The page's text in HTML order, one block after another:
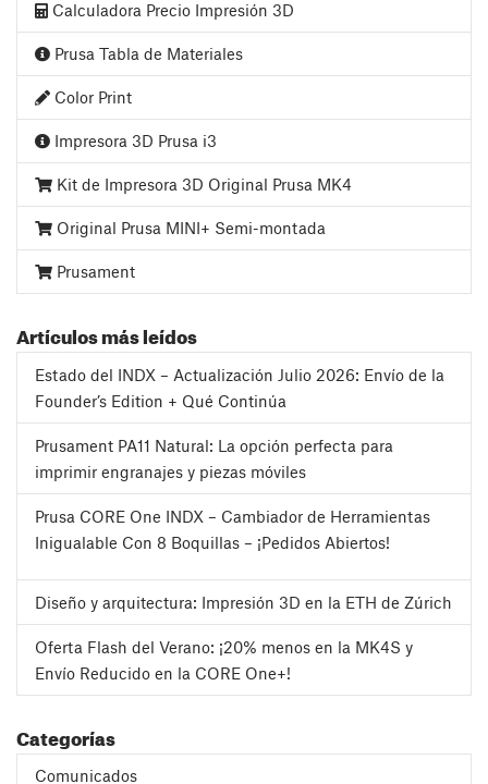
Calculadora Precio Impresión 3D
Prusa Tabla de Materiales
Color Print
Impresora 3D Prusa i3
Kit de Impresora 3D Original Prusa MK4
Original Prusa MINI+ Semi-montada
Prusament
Artículos más leídos
Estado del INDX – Actualización Julio 2026: Envío de la
Founder’s Edition + Qué Continúa
Prusament PA11 Natural: La opción perfecta para
imprimir engranajes y piezas móviles
Prusa CORE One INDX – Cambiador de Herramientas
Inigualable Con 8 Boquillas – ¡Pedidos Abiertos!
Diseño y arquitectura: Impresión 3D en la ETH de Zúrich
Oferta Flash del Verano: ¡20% menos en la MK4S y
Envío Reducido en la CORE One+!
Categorías
Comunicados